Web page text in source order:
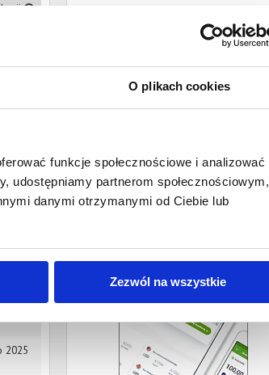
O plikach cookies
funkcje społecznościowe i analizować
udostępniamy partnerom społecznościowym,
danymi otrzymanymi od Ciebie lub
Zezwól na wszystkie
2025
2025